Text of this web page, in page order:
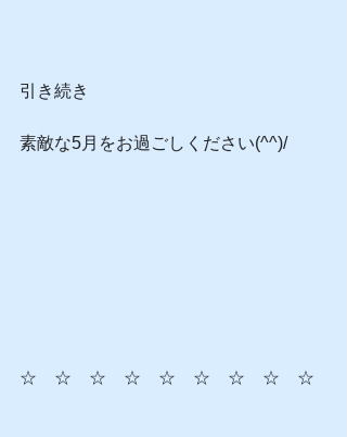
引き続き
素敵な5月をお過ごしください(^^)/
☆　☆　☆　☆　☆　☆　☆　☆　☆